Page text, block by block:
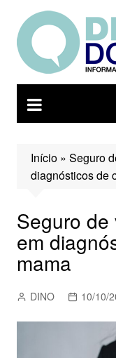
para
conteúdo
Início» Seguro
diagnósticos de
Seguro
em
mama
DINO 10/10/